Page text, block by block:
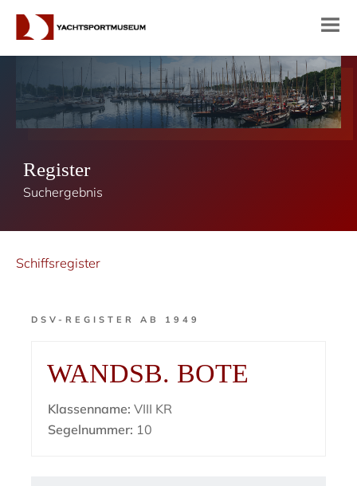
Register
Suchergebnis
Schiffsregister
DSV-REGISTER AB 1949
WANDSB. BOTE
Klassenname: VIII KR
Segelnummer: 10